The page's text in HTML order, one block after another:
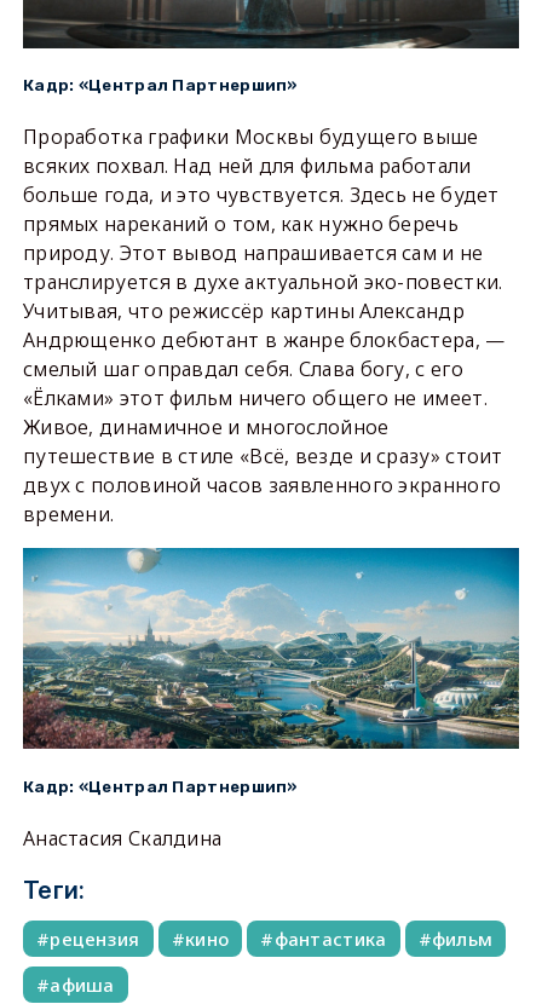
Кадр: «Централ Партнершип»
Проработка графики Москвы будущего выше
всяких похвал. Над ней для фильма работали
больше года, и это чувствуется. Здесь не будет
прямых нареканий о том, как нужно беречь
природу. Этот вывод напрашивается сам и не
транслируется в духе актуальной эко-повестки.
Учитывая, что режиссёр картины Александр
Андрющенко дебютант в жанре блокбастера, —
смелый шаг оправдал себя. Слава богу, с его
«Ёлками» этот фильм ничего общего не имеет.
Живое, динамичное и многослойное
путешествие в стиле «Всё, везде и сразу» стоит
двух с половиной часов заявленного экранного
времени.
Кадр: «Централ Партнершип»
Анастасия Скалдина
Теги:
рецензия кино фантастика
фильм
афиша